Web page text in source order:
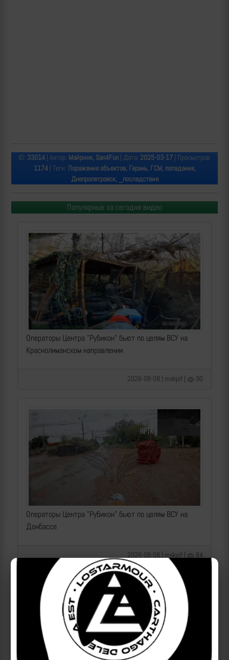
ID: 33014| Автор: Майринк, San4Fun| Дата: 2025-03-17| Просмотров:
1174| Теги: Поражение объектов, Герань, ГСМ, попадание,
Днепропетровск, _последствия
Популярные за сегодня видео
Операторы Центра "Рубикон" бьют по целям ВСУ на
Краснолиманском направлении
2026-08-08 | makpif | 90
Операторы Центра "Рубикон" бьют по целям ВСУ на
Донбассе
2026-08-08 | makpif | 84